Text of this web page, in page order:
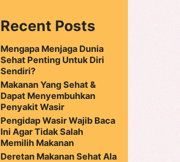
Recent Posts
Mengapa Menjaga Dunia
Sehat Penting Untuk Diri
Sendiri?
Makanan Yang Sehat &
Dapat Menyembuhkan
Penyakit Wasir
Pengidap Wasir Wajib Baca
Ini Agar Tidak Salah
Memilih Makanan
Deretan Makanan Sehat Ala